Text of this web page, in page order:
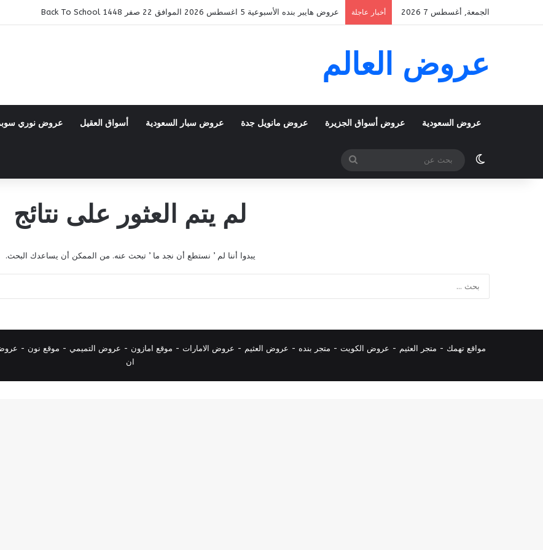
الجمعة, أغسطس 7 2026 أخبار عاجلة عروض هايبر بنده الأسبوعية 5 اغسطس 2026 الموافق 22 صفر 1448 Back To School
عروض العالم
عروض السعودية عروض أسواق الجزيرة عروض مانويل جدة عروض سبار السعودية أسواق العقيل عروض نوري
الوضع المظلم
بحث
عن
لم يتم العثور على نتائج
يبدوا أننا لم ’ نستطع أن نجد ما ’ تبحث عنه. من الممكن أن يساعدك البحث.
مواقع تهمك - متجر العثيم - عروض الكويت - متجر بنده - عروض العثيم - عروض الامارات - موقع امازون - عروض التميمي - موقع نون -
ان